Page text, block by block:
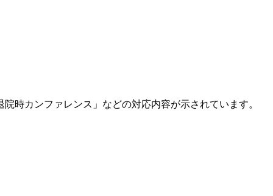
時カンファレンス」などの対応内容が示されています。